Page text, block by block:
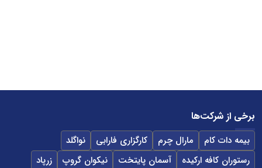
برخی از شرکت‌ها
بیمه دات کام مارال چرم کارگزاری فارابی
نواگلد
رستوران کافه ارکیده
آسمان پایتخت نیکوان گروپ
زرپاد